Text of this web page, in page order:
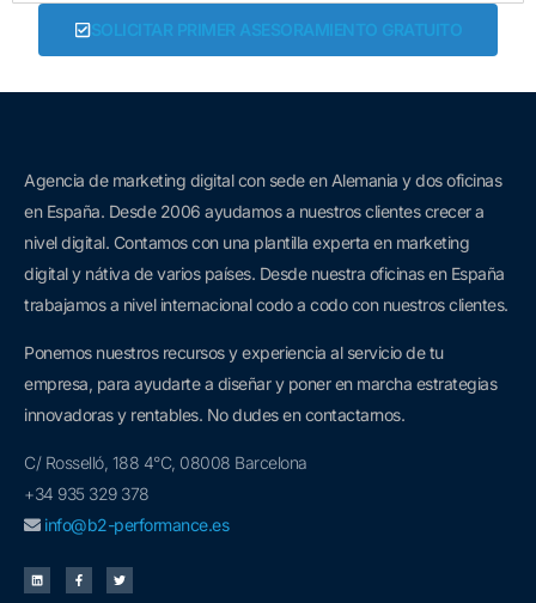
SOLICITAR PRIMER ASESORAMIENTO GRATUITO
Agencia de marketing digital con sede en Alemania y dos oficinas
en España. Desde 2006 ayudamos a nuestros clientes crecer a
nivel digital. Contamos con una plantilla experta en marketing
digital y nátiva de varios países. Desde nuestra oficinas en España
trabajamos a nivel internacional codo a codo con nuestros clientes.
Ponemos nuestros recursos y experiencia al servicio de tu
empresa, para ayudarte a diseñar y poner en marcha estrategias
innovadoras y rentables. No dudes en contactarnos.
C/ Rosselló, 188 4°C, 08008 Barcelona
+34 935 329 378
info@b2-performance.es